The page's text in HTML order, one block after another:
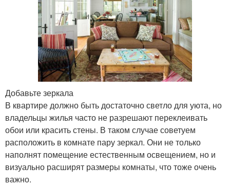
Добавьте зеркала
В квартире должно быть достаточно светло для уюта, но
владельцы жилья часто не разрешают переклеивать
обои или красить стены. В таком случае советуем
расположить в комнате пару зеркал. Они не только
наполнят помещение естественным освещением, но и
визуально расширят размеры комнаты, что тоже очень
важно.